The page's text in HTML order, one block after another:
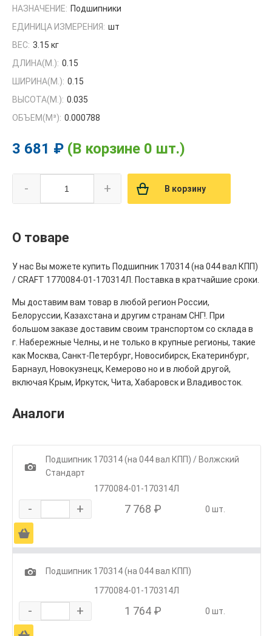
НАЗНАЧЕНИЕ: Подшипники
ЕДИНИЦА ИЗМЕРЕНИЯ: шт
ВЕС: 3.15 кг
ДЛИНА(М.): 0.15
ШИРИНА(М.): 0.15
ВЫСОТА(М.): 0.035
ОБЪЕМ(M³): 0.000788
3 681 ₽ (В корзине 0 шт.)
- + В корзину
О товаре
У нас Вы можете купить Подшипник 170314 (на 044 вал КПП)
/ CRAFT 1770084-01-170314Л. Поставка в кратчайшие сроки.
Мы доставим вам товар в любой регион России,
Белоруссии, Казахстана и другим странам СНГ!. При
большом заказе доставим своим транспортом со склада в
г. Набережные Челны, и не только в крупные регионы, такие
как Москва, Санкт-Петербург, Новосибирск, Екатеринбург,
Барнаул, Новокузнецк, Кемерово но и в любой другой,
включая Крым, Иркутск, Чита, Хабаровск и Владивосток.
Аналоги
1
Подшипник 170314 (на 044 вал КПП) / Волжский
Стандарт
1770084-01-170314Л
- + 7 768 ₽ 0 шт.
Ä
1
Подшипник 170314 (на 044 вал КПП)
1770084-01-170314Л
- + 1 764 ₽ 0 шт.